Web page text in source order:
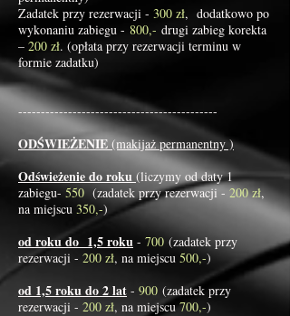
​Zadatek przy rezerwacji - 300 zł, dodatkowo po
wykonaniu zabiegu - 800,- drugi zabieg korekta
– 200 zł. (opłata przy rezerwacji terminu w
formie zadatku)
--------------------------------------------
ODŚWIEŻENIE (makijaż permanentny )
Odświeżenie do roku (liczymy od daty 1
zabiegu- 550(zadatek przy rezerwacji - 200 zł,
na miejscu 350,-)
od roku do 1,5 roku - 700 (zadatek przy
rezerwacji - 200 zł, na miejscu 500,-)
od 1,5 roku do 2 lat - 900 (zadatek przy
rezerwacji - 200 zł, na miejscu700,-)